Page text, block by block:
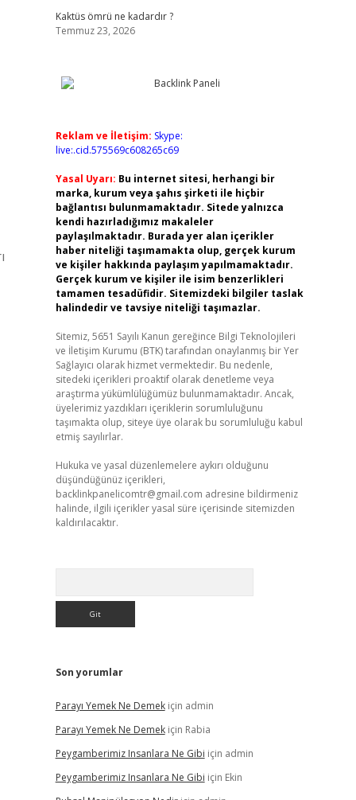
Kaktüs ömrü ne kadardır ?
Temmuz 23, 2026
Reklam ve İletişim: Skype:
live:.cid.575569c608265c69
Yasal Uyarı: Bu internet sitesi, herhangi bir
marka, kurum veya şahıs şirketi ile hiçbir
bağlantısı bulunmamaktadır. Sitede yalnızca
kendi hazırladığımız makaleler
paylaşılmaktadır. Burada yer alan içerikler
haber niteliği taşımamakta olup, gerçek kurum
ve kişiler hakkında paylaşım yapılmamaktadır.
Gerçek kurum ve kişiler ile isim benzerlikleri
tamamen tesadüfidir. Sitemizdeki bilgiler taslak
halindedir ve tavsiye niteliği taşımazlar.
Sitemiz, 5651 Sayılı Kanun gereğince Bilgi Teknolojileri
ve İletişim Kurumu (BTK) tarafından onaylanmış bir Yer
Sağlayıcı olarak hizmet vermektedir. Bu nedenle,
sitedeki içerikleri proaktif olarak denetleme veya
araştırma yükümlülüğümüz bulunmamaktadır. Ancak,
üyelerimiz yazdıkları içeriklerin sorumluluğunu
taşımakta olup, siteye üye olarak bu sorumluluğu kabul
etmiş sayılırlar.
Hukuka ve yasal düzenlemelere aykırı olduğunu
düşündüğünüz içerikleri,
backlinkpanelicomtr@gmail.com adresine bildirmeniz
halinde, ilgili içerikler yasal süre içerisinde sitemizden
kaldırılacaktır.
Son yorumlar
Parayı Yemek Ne Demekiçin admin
Parayı Yemek Ne Demekiçin Rabia
Peygamberimiz Insanlara Ne Gibi için admin
Peygamberimiz Insanlara Ne Gibi için Ekin